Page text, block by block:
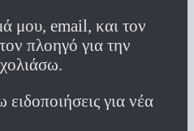
μου, email, και τον
πλοηγό για την
για νέα